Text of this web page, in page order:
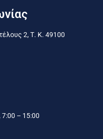
2, Τ. Κ. 49100
– 15:00